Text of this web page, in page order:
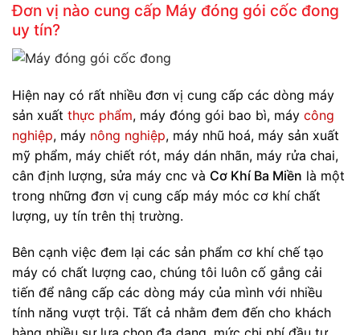
Đơn vị nào cung cấp Máy đóng gói cốc đong
uy tín?
Hiện nay có rất nhiều đơn vị cung cấp các dòng máy
sản xuất thực phẩm, máy đóng gói bao bì, máy công
nghiệp, máy nông nghiệp, máy nhũ hoá, máy sản xuất
mỹ phẩm, máy chiết rót, máy dán nhãn, máy rửa chai,
cân định lượng, sửa máy cnc và Cơ Khí Ba Miền là một
trong những đơn vị cung cấp máy móc cơ khí chất
lượng, uy tín trên thị trường.
Bên cạnh việc đem lại các sản phẩm cơ khí chế tạo
máy có chất lượng cao, chúng tôi luôn cố gắng cải
tiến để nâng cấp các dòng máy của mình với nhiều
tính năng vượt trội. Tất cả nhằm đem đến cho khách